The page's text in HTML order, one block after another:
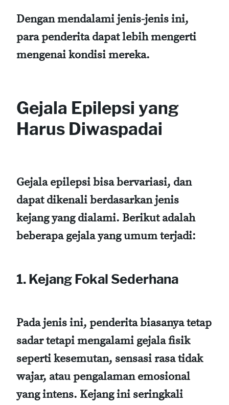
Dengan mendalami jenis-jenis ini,
para penderita dapat lebih mengerti
mengenai kondisi mereka.
Gejala Epilepsi yang
Harus Diwaspadai
Gejala epilepsi bisa bervariasi, dan
dapat dikenali berdasarkan jenis
kejang yang dialami. Berikut adalah
beberapa gejala yang umum terjadi:
1. Kejang Fokal Sederhana
Pada jenis ini, penderita biasanya tetap
sadar tetapi mengalami gejala fisik
seperti kesemutan, sensasi rasa tidak
wajar, atau pengalaman emosional
yang intens. Kejang ini seringkali